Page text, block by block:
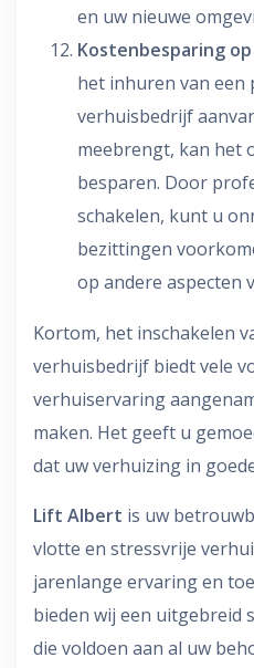
en uw nieuwe
Kostenbesparing
het inhuren van een
verhuisbedrijf
meebrengt, kan het
besparen. Door
schakelen, kunt u
bezittingen
op andere aspecten
Kortom, het inschakelen
verhuisbedrijf biedt vele
verhuiservaring
maken. Het geeft u
dat uw verhuizing in
Lift Albert is uw
vlotte en stressvrije
jarenlange ervaring en
bieden wij een uitgebreid
die voldoen aan al uw